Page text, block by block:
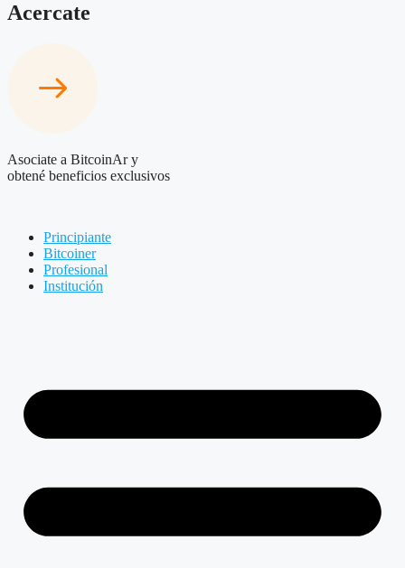
Acercate
Asociate a BitcoinAr y
obtené beneficios exclusivos
Principiante
Bitcoiner
Profesional
Institución